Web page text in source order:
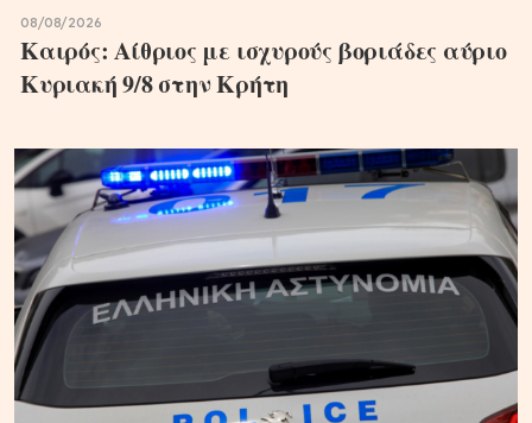
08/08/2026
Καιρός: Αίθριος με ισχυρούς βοριάδες αύριο
Κυριακή 9/8 στην Κρήτη